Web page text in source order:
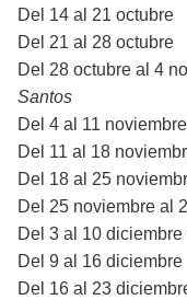
Del 14 al 21 octubre
Del 21 al 28 octubre
Del 28 octubre al 4
Santos
Del 4 al 11 noviembre
Del 11 al 18
Del 18 al 25
Del 25 noviembre al
Del 3 al 10 diciembre
Del 9 al 16 diciembre
Del 16 al 23